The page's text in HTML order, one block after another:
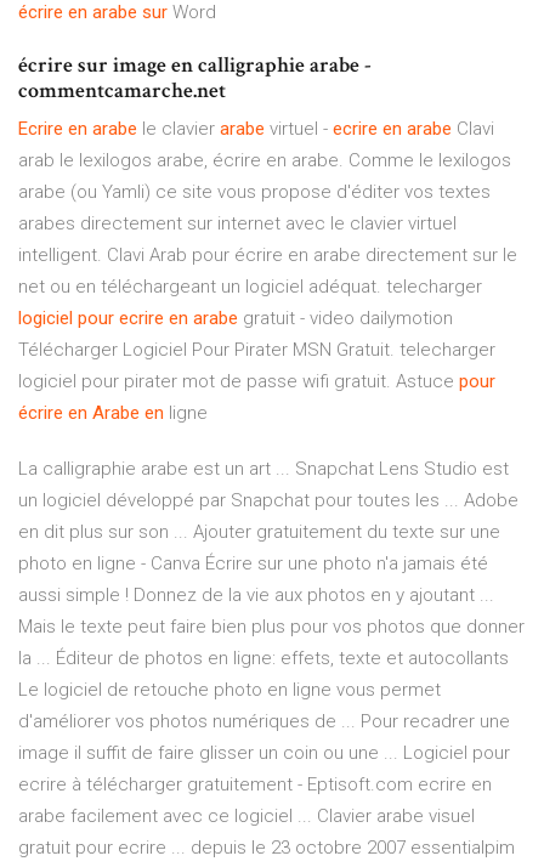
écrire en arabe sur Word
écrire sur image en calligraphie arabe -
commentcamarche.net
Ecrire en arabe le clavier arabe virtuel - ecrire en arabe Clavi
arab le lexilogos arabe, écrire en arabe. Comme le lexilogos
arabe (ou Yamli) ce site vous propose d'éditer vos textes
arabes directement sur internet avec le clavier virtuel
intelligent. Clavi Arab pour écrire en arabe directement sur le
net ou en téléchargeant un logiciel adéquat. telecharger
logiciel pour ecrire en arabe gratuit - video dailymotion
Télécharger Logiciel Pour Pirater MSN Gratuit. telecharger
logiciel pour pirater mot de passe wifi gratuit. Astuce pour
écrire en Arabe en ligne
La calligraphie arabe est un art ... Snapchat Lens Studio est
un logiciel développé par Snapchat pour toutes les ... Adobe
en dit plus sur son ... Ajouter gratuitement du texte sur une
photo en ligne - Canva Écrire sur une photo n'a jamais été
aussi simple ! Donnez de la vie aux photos en y ajoutant ...
Mais le texte peut faire bien plus pour vos photos que donner
la ... Éditeur de photos en ligne: effets, texte et autocollants
Le logiciel de retouche photo en ligne vous permet
d'améliorer vos photos numériques de ... Pour recadrer une
image il suffit de faire glisser un coin ou une ... Logiciel pour
ecrire à télécharger gratuitement - Eptisoft.com ecrire en
arabe facilement avec ce logiciel ... Clavier arabe visuel
gratuit pour ecrire ... depuis le 23 octobre 2007 essentialpim